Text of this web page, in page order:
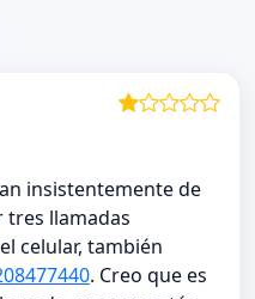
insistentemente de
tres llamadas
celular, también
. Creo que es